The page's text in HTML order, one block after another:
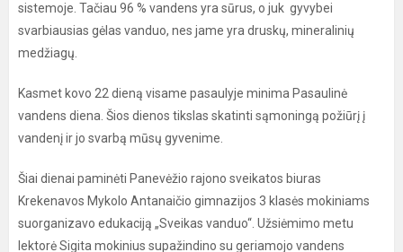
sistemoje. Tačiau 96 % vandens yra sūrus, o juk gyvybei
svarbiausias gėlas vanduo, nes jame yra druskų, mineralinių
medžiagų.
Kasmet kovo 22 dieną visame pasaulyje minima Pasaulinė
vandens diena. Šios dienos tikslas skatinti sąmoningą požiūrį į
vandenį ir jo svarbą mūsų gyvenime.
Šiai dienai paminėti Panevėžio rajono sveikatos biuras
Krekenavos Mykolo Antanaičio gimnazijos 3 klasės mokiniams
suorganizavo edukaciją „Sveikas vanduo“. Užsiėmimo metu
lektorė Sigita mokinius supažindino su geriamojo vandens